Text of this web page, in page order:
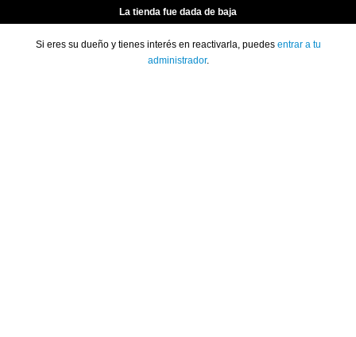
La tienda fue dada de baja
Si eres su dueño y tienes interés en reactivarla, puedes entrar a tu
administrador.